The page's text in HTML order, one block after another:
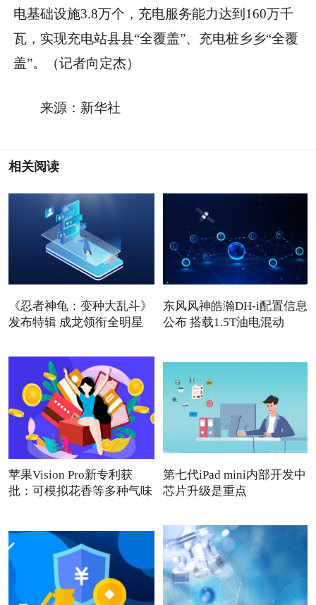
电基础设施3.8万个，充电服务能力达到160万千
瓦，实现充电站县县“全覆盖”、充电桩乡乡“全覆
盖”。（记者向定杰）
来源：新华社
相关阅读
《忍者神龟：变种大乱斗》
发布特辑 成龙领衔全明星
东风风神皓瀚DH-i配置信息
公布 搭载1.5T油电混动
苹果Vision Pro新专利获
批：可模拟花香等多种气味
第七代iPad mini内部开发中
芯片升级是重点